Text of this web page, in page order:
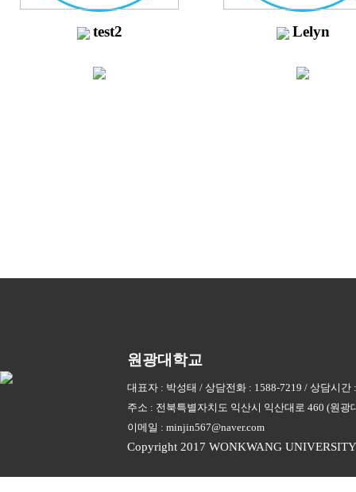
test2 Lelyn
원광대학교
대표자 : 박성태 / 상담전화 : 1588-7219 / 상담시
주소 : 전북특별자치도 익산시 익산대로 460 (원
이메일 : minjin567@naver.com
Copyright 2017 WONKWANG